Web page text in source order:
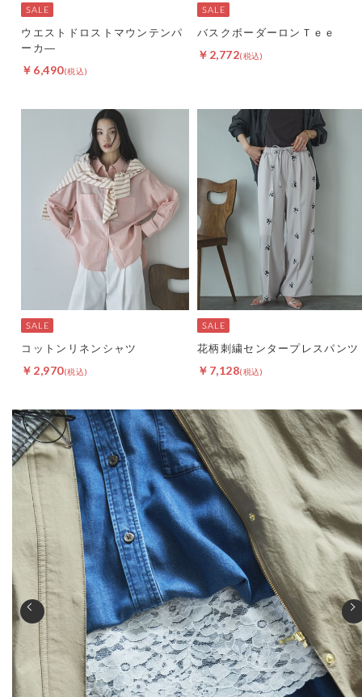
ウエストドロストマウンテンパ
ーカ―
￥6,490
バスクボーダーロンＴｅｅ
￥2,772
コットンリネンシャツ
￥2,970
花柄刺繍センタープレスパンツ
￥7,128